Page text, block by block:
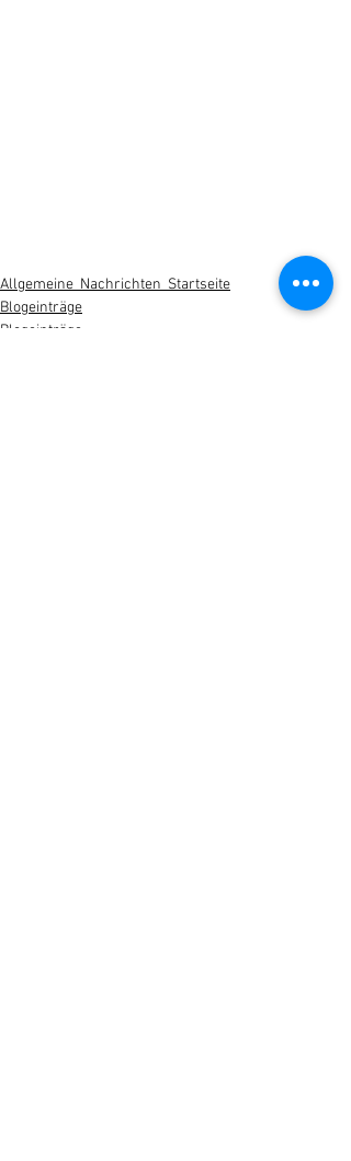
Allgemeine_Nachrichten_Startseite
Blogeinträge
Blogeinträge